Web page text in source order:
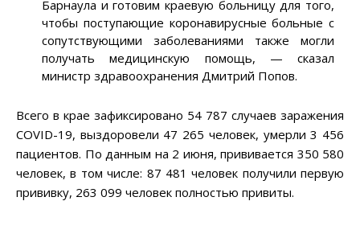
Барнаула и готовим краевую больницу для того,
чтобы поступающие коронавирусные больные с
сопутствующими заболеваниями также могли
получать медицинскую помощь, — сказал
министр здравоохранения Дмитрий Попов.
Всего в крае зафиксировано 54 787 случаев заражения
COVID-19, выздоровели 47 265 человек, умерли 3 456
пациентов. По данным на 2 июня, прививается 350 580
человек, в том числе: 87 481 человек получили первую
прививку, 263 099 человек полностью привиты.